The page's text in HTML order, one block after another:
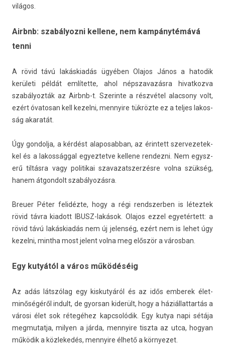
világos.
Airbnb: szabályozni kellene, nem kampánytémává
tenni
A rövid távú lakáskiadás ügyében Olajos János a hatodik
kerületi példát említette, ahol népszavazás­ra hivat­kozva
szabályozták az Airbnb-t. Szerin­te a részvétel al­ac­sony volt,
ezért óvatosan kell kezel­ni, men­nyire tükrözte ez a tel­jes lakos­
ság akaratát.
Úgy gon­dolja, a kérdést al­aposab­ban, az érin­tett szer­vezetek­
kel és a lakos­ságg­al egyez­tetve kel­lene re­ndez­ni. Nem egysz­
erű tiltásra vagy politikai szavazatszer­zésre volna szükség,
hanem átgon­dolt szabályozásra.
Breu­er Péter felidézte, hogy a régi re­ndszerb­en is létez­tek
rövid távra kiadott IBUSZ-lakások. Olajos ezzel egyetértett: a
rövid távú lakáskiadás nem új jelen­ség, ezért nem is lehet úgy
kezel­ni, mintha most jelent volna meg először a város­ban.
Egy kutyától a város működéséig
Az adás látszólag egy kis­kutyáról és az idős em­berek élet­
minőségéről in­dult, de gyor­san kiderült, hogy a háziál­lattar­tás a
városi élet sok rétegéhez kapcsolódik. Egy kutya napi sétája
meg­mutat­ja, mily­en a járda, men­nyire tiszta az utca, hogyan
működik a köz­lekedés, men­nyire élhető a kör­nyezet.